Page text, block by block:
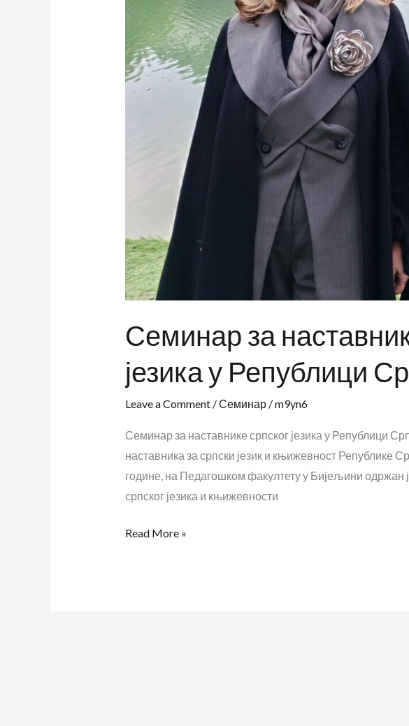
Семинар за
језика у Републици
Leave a Comment /Семинар/m9yn6
Семинар за наставнике српског језика у Републици
наставника за српски језик и књижевност Републике
године, на Педагошком факултету у Бијељини одржан
српског језика и књижевности
Read More »